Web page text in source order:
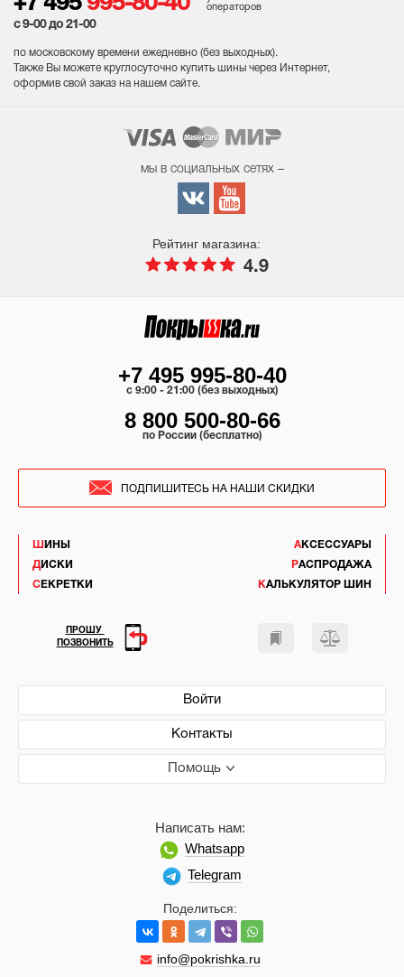
операторов
с 9-00 до 21-00
по московскому времени ежедневно (без выходных).
Также Вы можете круглосуточно купить шины через Интернет,
оформив свой заказ на нашем сайте.
мы в социальных сетях –
Рейтинг магазина:
4.9
ШИНЫ
ДИСКИ
СЕКРЕТКИ
АКСЕССУАРЫ
РАСПРОДАЖА
КАЛЬКУЛЯТОР ШИН
Войти
Контакты
Помощь
Поделиться:
info@pokrishka.ru
Написать нам:
Whatsapp
Telegram
+7 495 995-80-40
c 9:00 - 21:00 (без выходных)
8 800 500-80-66
по России (бесплатно)
ПОДПИШИТЕСЬ НА НАШИ СКИДКИ
ПРОШУ
ПОЗВОНИТЬ